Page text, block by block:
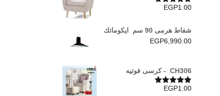
تم التقييم
EGP1.00
شفاط هرمى 90 سم ايكوماتك
EGP6,990.00
CH306 - كرسى فوتيه
تم التقييم
EGP1.00